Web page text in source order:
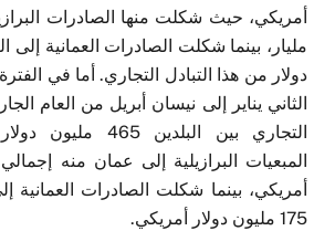
دولار من هذا التبادل التجاري. أما في
الثاني يناير إلى نيسان أبريل من العام
التجاري بين
أمريكي، بينما شكلت الصادرات العمانية
175 مليون دولار أمريكي.